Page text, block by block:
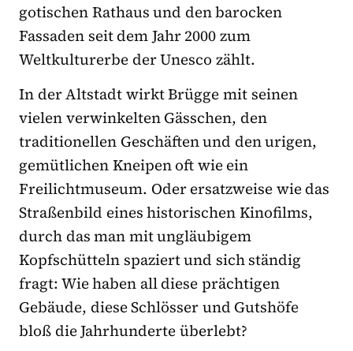
gotischen Rathaus und den barocken
Fassaden seit dem Jahr 2000 zum
Weltkulturerbe der Unesco zählt.
In der Altstadt wirkt Brügge mit seinen
vielen verwinkelten Gässchen, den
traditionellen Geschäften und den urigen,
gemütlichen Kneipen oft wie ein
Freilichtmuseum. Oder ersatzweise wie das
Straßenbild eines historischen Kinofilms,
durch das man mit ungläubigem
Kopfschütteln spaziert und sich ständig
fragt: Wie haben all diese prächtigen
Gebäude, diese Schlösser und Gutshöfe
bloß die Jahrhunderte überlebt?